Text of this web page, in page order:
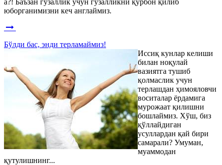
а?! Баъзан гўзаллик учун гўзалликни қурбон қилиб
юборганимизни кеч англаймиз.
Бўлди бас, энди терламаймиз!
Иссиқ кунлар келиши
билан ноқулай
вазиятга тушиб
қолмаслик учун
терлашдан ҳимояловчи
воситалар ёрдамига
мурожаат қилишни
бошлаймиз. Хўш, биз
қўллайдиган
усуллардан қай бири
самарали? Умуман,
муаммодан
қутулишнинг...